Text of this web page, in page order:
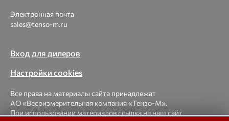
Электронная почта
sales@tenso-m.ru
Вход для дилеров
Настройки cookies
Все права на материалы сайта принадлежат
АО «Весоизмерительная компания «Тензо-М».
При использовании материалов ссылка на наш сайт